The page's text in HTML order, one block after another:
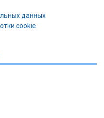
данных
cookie